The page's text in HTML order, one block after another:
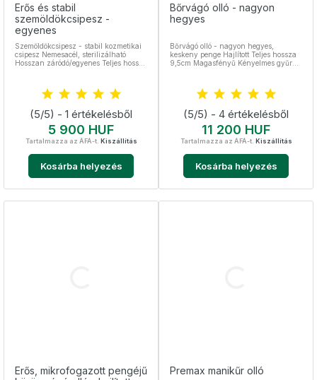
Erős és stabil
szemöldökcsipesz -
egyenes
Szemöldökcsipesz - stabil kozmetikai
csipesz Nemesacél, sterilizálható
Hosszan záródó/egyenes Teljes hossza
(5/5) - 1 értékelésből
Ár
5 900 HUF
Tartalmazza az ÁFÁ-t. Kiszállítás
Kosárba helyezés
Bőrvágó olló - nagyon
hegyes
Bőrvágó olló - nagyon hegyes,
keskeny penge Hajlított Teljes hossza
9,5cm Magasfényű Kényelmes gyűrűk
(5/5) - 4 értékelésből
Ár
11 200 HUF
Tartalmazza az ÁFÁ-t. Kiszállítás
Kosárba helyezés
Erős, mikrofogazott pengéjű
Premax manikűr olló